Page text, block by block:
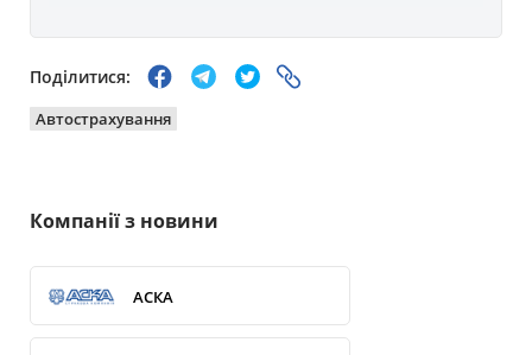
Поділитися:
Автострахування
Компанії з новини
АСКА